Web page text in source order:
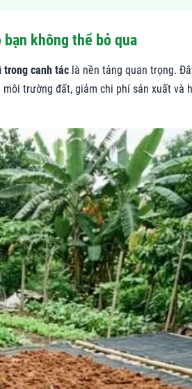
không thể bỏ qua
trong canh tác là nền tảng quan trọng.
trường đất, giảm chi phí sản xuất và